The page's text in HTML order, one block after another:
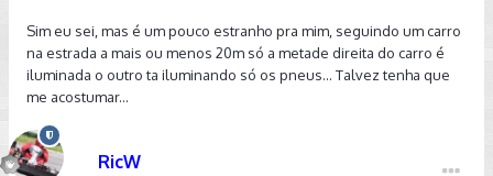
Sim eu sei, mas é um pouco estranho pra mim, seguindo um carro
na estrada a mais ou menos 20m só a metade direita do carro é
iluminada o outro ta iluminando só os pneus... Talvez tenha que
me acostumar...
RicW